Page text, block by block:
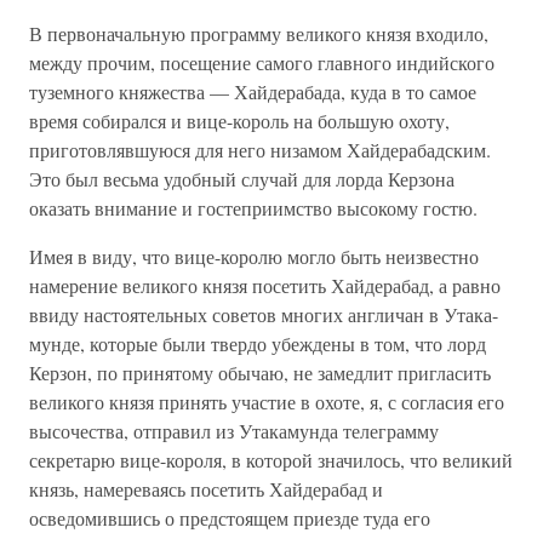
В первоначальную программу великого князя входило,
между прочим, посещение самого главного индийского
туземного княжества — Хайдерабада, куда в то самое
время собирался и вице-король на большую охоту,
приготовлявшуюся для него низамом Хайдерабадским.
Это был весьма удобный случай для лорда Керзона
оказать внимание и гостеприимство высокому гостю.
Имея в виду, что вице-королю могло быть неизвестно
намерение великого князя посетить Хайдерабад, а равно
ввиду настоятельных советов многих англичан в Утака-
мунде, которые были твердо убеждены в том, что лорд
Керзон, по принятому обычаю, не замедлит пригласить
великого князя принять участие в охоте, я, с согласия его
высочества, отправил из Утакамунда телеграмму
секретарю вице-короля, в которой значилось, что великий
князь, намереваясь посетить Хайдерабад и
осведомившись о предстоящем приезде туда его